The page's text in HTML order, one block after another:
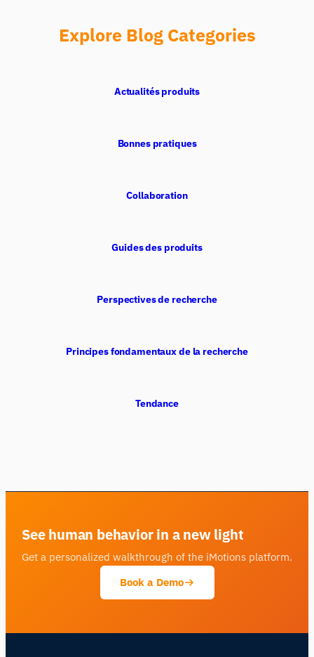
Explore Blog Categories
Actualités produits
Bonnes pratiques
Collaboration
Guides des produits
Perspectives de recherche
Principes fondamentaux de la recherche
Tendance
See human behavior in a new light
Get a personalized walkthrough of the iMotions platform.
Book a Demo